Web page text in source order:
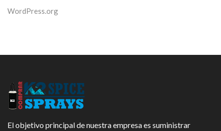
WordPress.org
El objetivo principal de nuestra empresa es suministrar